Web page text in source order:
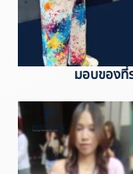
มอบของที่